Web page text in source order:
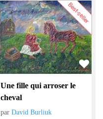
Best-seller
Une fille qui arroser le
cheval
parDavid Burliuk